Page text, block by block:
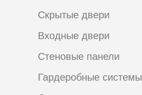
Входные двери
Стеновые панели
Скрытые двери
Гардеробные системы